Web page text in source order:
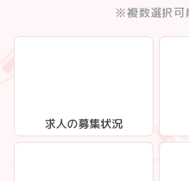
※複数選択可
求人の募集状況